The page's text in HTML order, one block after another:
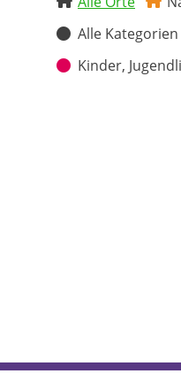
Alle Kategorien
Kinder,